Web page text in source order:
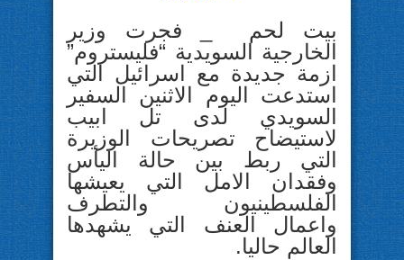
بيت لحم _ فجرت وزير
الخارجية السويدية “فليستروم”
ازمة جديدة مع اسرائيل التي
استدعت اليوم الاثنين السفير
السويدي لدى تل ابيب
لاستيضاح تصريحات الوزيرة
التي ربط بين حالة اليأس
وفقدان الامل التي يعيشها
الفلسطينيون والتطرف
واعمال العنف التي يشهدها
العالم حاليا.